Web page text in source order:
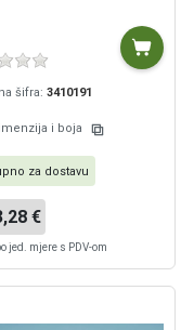
šifra: 3410191
i boja
za dostavu
€
jed. mjere s PDV-om